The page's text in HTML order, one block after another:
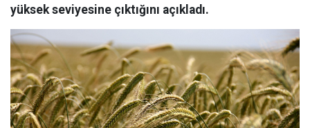
yüksek seviyesine çıktığını açıkladı.